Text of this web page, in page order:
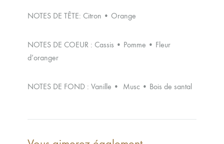
NOTES DE TÊTE: Citron • Orange
NOTES DE COEUR : Cassis • Pomme • Fleur
d’oranger
NOTES DE FOND : Vanille • Musc • Bois de santal